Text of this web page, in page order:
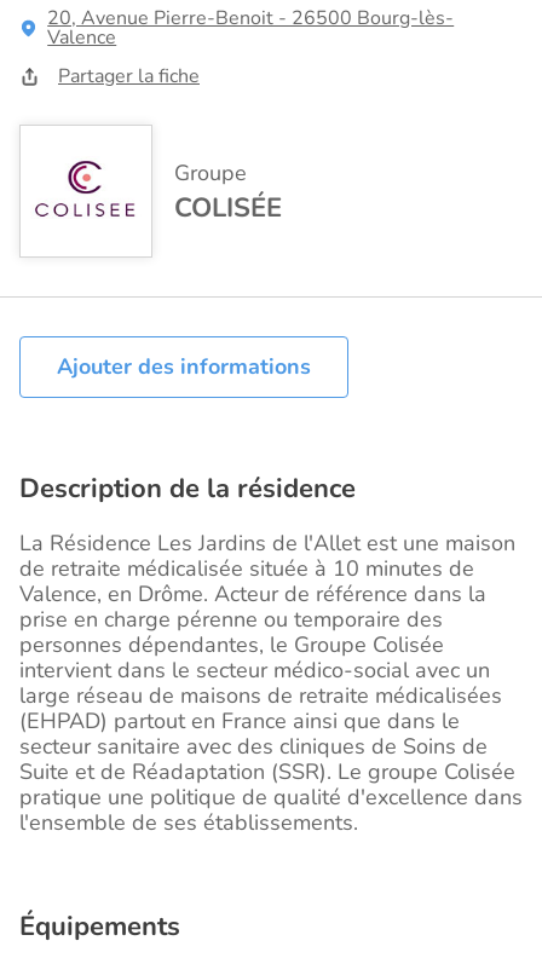
20, Avenue Pierre-Benoit - 26500 Bourg-lès-
Valence
Partager la fiche
Groupe
COLISÉE
Ajouter des informations
Description de la résidence
La Résidence Les Jardins de l'Allet est une maison
de retraite médicalisée située à 10 minutes de
Valence, en Drôme. Acteur de référence dans la
prise en charge pérenne ou temporaire des
personnes dépendantes, le Groupe Colisée
intervient dans le secteur médico-social avec un
large réseau de maisons de retraite médicalisées
(EHPAD) partout en France ainsi que dans le
secteur sanitaire avec des cliniques de Soins de
Suite et de Réadaptation (SSR). Le groupe Colisée
pratique une politique de qualité d'excellence dans
l'ensemble de ses établissements.
Équipements